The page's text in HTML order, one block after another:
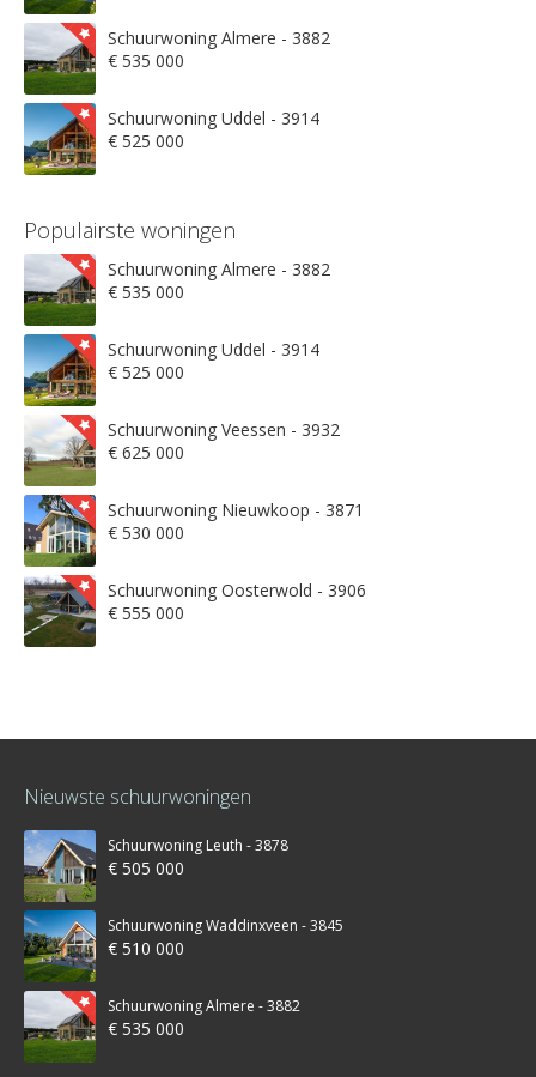
Schuurwoning Almere - 3882
€ 535 000
Schuurwoning Uddel - 3914
€ 525 000
Populairste woningen
Schuurwoning Almere - 3882
€ 535 000
Schuurwoning Uddel - 3914
€ 525 000
Schuurwoning Veessen - 3932
€ 625 000
Schuurwoning Nieuwkoop - 3871
€ 530 000
Schuurwoning Oosterwold - 3906
€ 555 000
Nieuwste schuurwoningen
Schuurwoning Leuth - 3878
€ 505 000
Schuurwoning Waddinxveen - 3845
€ 510 000
Schuurwoning Almere - 3882
€ 535 000